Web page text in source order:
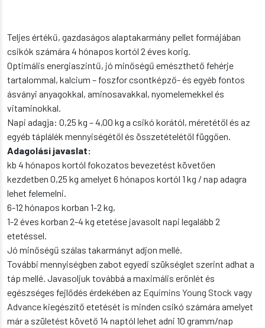
Teljes értékű, gazdaságos alaptakarmány pellet formájában
csikók számára 4 hónapos kortól 2 éves korig.
Optimális energiaszintű, jó minőségű emészthető fehérje
tartalommal, kalcium – foszfor csontképző- és egyéb fontos
ásványi anyagokkal, aminosavakkal, nyomelemekkel és
vitaminokkal.
Napi adagja: 0,25 kg – 4,00 kg a csikó korától, méretétől és az
egyéb táplálék mennyiségétől és összetételétől függően.
Adagolási javaslat:
kb 4 hónapos kortól fokozatos bevezetést követően
kezdetben 0,25 kg amelyet 6 hónapos kortól 1 kg / nap adagra
lehet felemelni.
6-12 hónapos korban 1-2 kg,
1-2 éves korban 2-4 kg etetése javasolt napi legalább 2
etetéssel.
Jó minőségű szálas takarmányt adjon mellé.
További mennyiségben zabot egyedi szükséglet szerint adhat a
táp mellé. Javasoljuk továbbá a maximális erőnlét és
egészséges fejlődés érdekében az Equimins Young Stock vagy
Advancekiegészítő etetését is minden csikó számára amelyet
már a születést követő 14 naptól lehet adni 10 gramm/nap